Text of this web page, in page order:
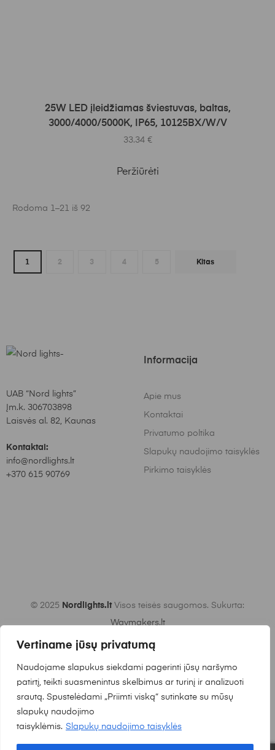
Vertiname jūsų privatumą
Naudojame slapukus siekdami pagerinti jūsų naršymo
patirtį, teikti suasmenintus skelbimus ar turinį ir analizuoti
srautą. Spustelėdami „Priimti viską“ sutinkate su mūsų
slapukų naudojimo
taisyklėmis. Slapukų naudojimo taisyklės
Į KREPŠELĮ
25W LED įleidžiamas šviestuvas, baltas,
3000/4000/5000K, IP65, 10125BX/W/V
33.34 €
Peržiūrėti
Rodoma 1–21 iš 92
1 2 3 4 5 Kitas
UAB “Nord lights”
Įm.k. 306703898
Laisvės al. 82, Kaunas
Kontaktai:
info@nordlights.lt
+370 615 90769
Informacija
Apie mus
Kontaktai
Privatumo poltika
Slapukų naudojimo taisyklės
Pirkimo taisyklės
© 2025 Nordlights.ltVisos teisės saugomos. Sukurta:
Waymakers.lt